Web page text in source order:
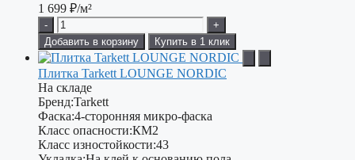
1 699 ₽/м²
-
+
Добавить в корзину
Купить в 1 клик
Плитка Tarkett LOUNGE NORDIC
На складе
Бренд:Tarkett
Фаска:4-сторонняя микро-фаска
Класс опасности:КМ2
Класс изностойкости:43